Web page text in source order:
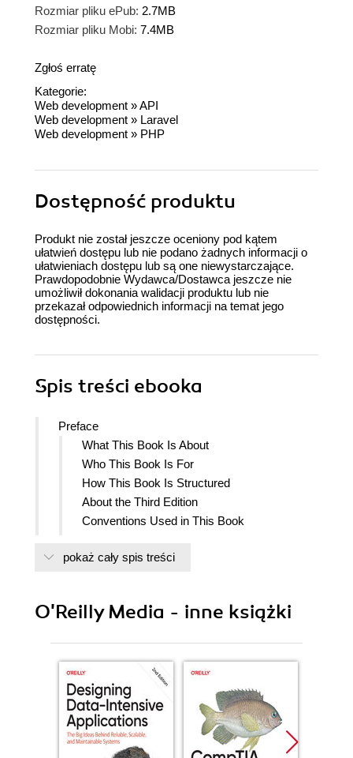
Rozmiar pliku ePub: 2.7MB
Rozmiar pliku Mobi: 7.4MB
Zgłoś erratę
Kategorie:
Web development »API
Web development » Laravel
Web development » PHP
Dostępność produktu
Produkt nie został jeszcze oceniony pod kątem
ułatwień dostępu lub nie podano żadnych informacji o
ułatwieniach dostępu lub są one niewystarczające.
Prawdopodobnie Wydawca/Dostawca jeszcze nie
umożliwił dokonania walidacji produktu lub nie
przekazał odpowiednich informacji na temat jego
dostępności.
Spis treści ebooka
Preface
What This Book Is About
Who This Book Is For
How This Book Is Structured
About the Third Edition
Conventions Used in This Book
How to Contact Us
Why Use a Framework?
A Short History of Web and PHP Frameworks
Ruby on Rails
The Influx of PHP Frameworks
The Good and the Bad of CodeIgniter
Laravel 1, 2, and 3
pokaż cały spis treści
O'Reilly Media - inne książki